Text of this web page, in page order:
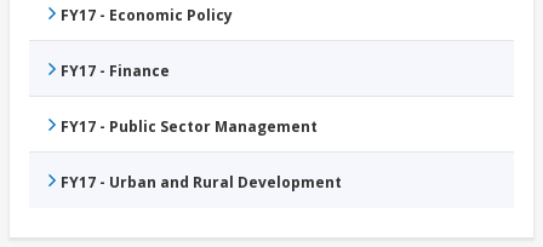
FY17 - Economic Policy
FY17 - Finance
FY17 - Public Sector Management
FY17 - Urban and Rural Development